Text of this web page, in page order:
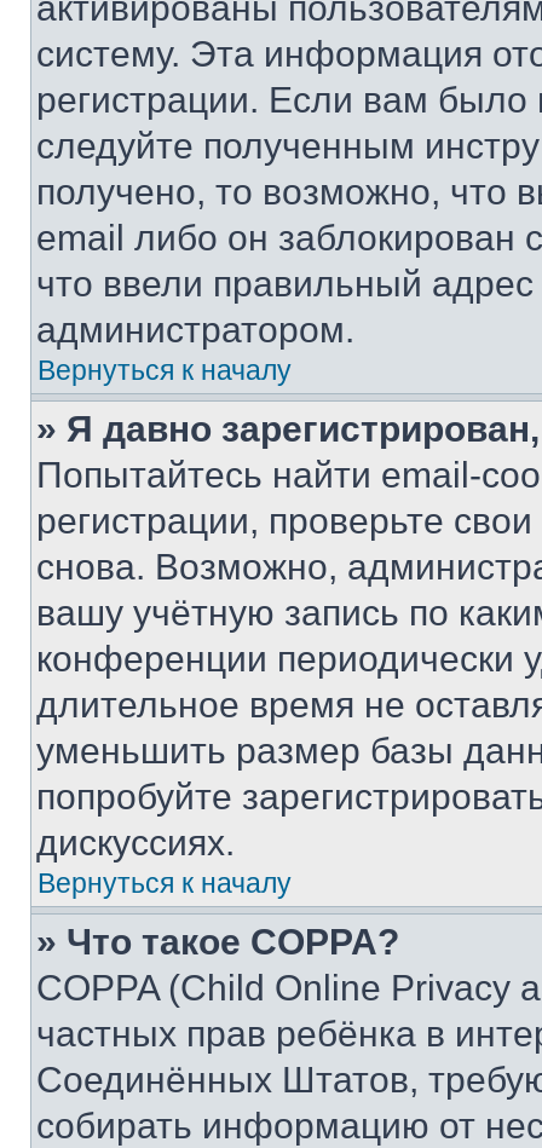
систему. Эта информация
регистрации. Если вам
следуйте полученным
получено, то возможно, что
email либо он
что ввели правильный адрес
администратором.
Вернуться к началу
» Я давно
Попытайтесь найти email-
регистрации, проверьте
снова. Возможно,
вашу учётную запись по
конференции периодически
длительное время не
уменьшить размер базы
попробуйте
дискуссиях.
Вернуться к началу
» Что такое COPPA?
COPPA (Child Online Privacy
частных прав ребёнка в
Соединённых Штатов,
собирать информацию от